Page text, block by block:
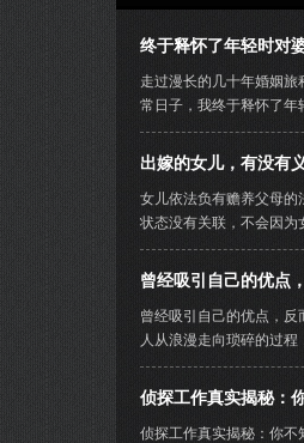
终于释怀了年轻时对
走过漫长的几十年婚姻
常日子，我终于释怀了年
出嫁的女儿，有没有
女儿依法负有赡养父母的
状态没有关联，不会因为
曾经吸引自己的优点
曾经吸引自己的优点，
人从浪漫走向琐碎的过程
侦探工作真实揭秘：
侦探工作真实揭秘：你